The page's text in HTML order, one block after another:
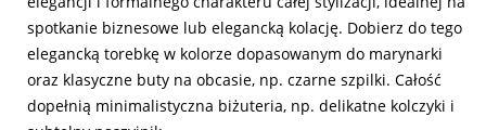
spotkanie biznesowe lub elegancką kolację. Dobierz do tego
elegancką torebkę w kolorze dopasowanym do marynarki
oraz klasyczne buty na obcasie, np. czarne szpilki. Całość
dopełnią minimalistyczna biżuteria, np. delikatne kolczyki i